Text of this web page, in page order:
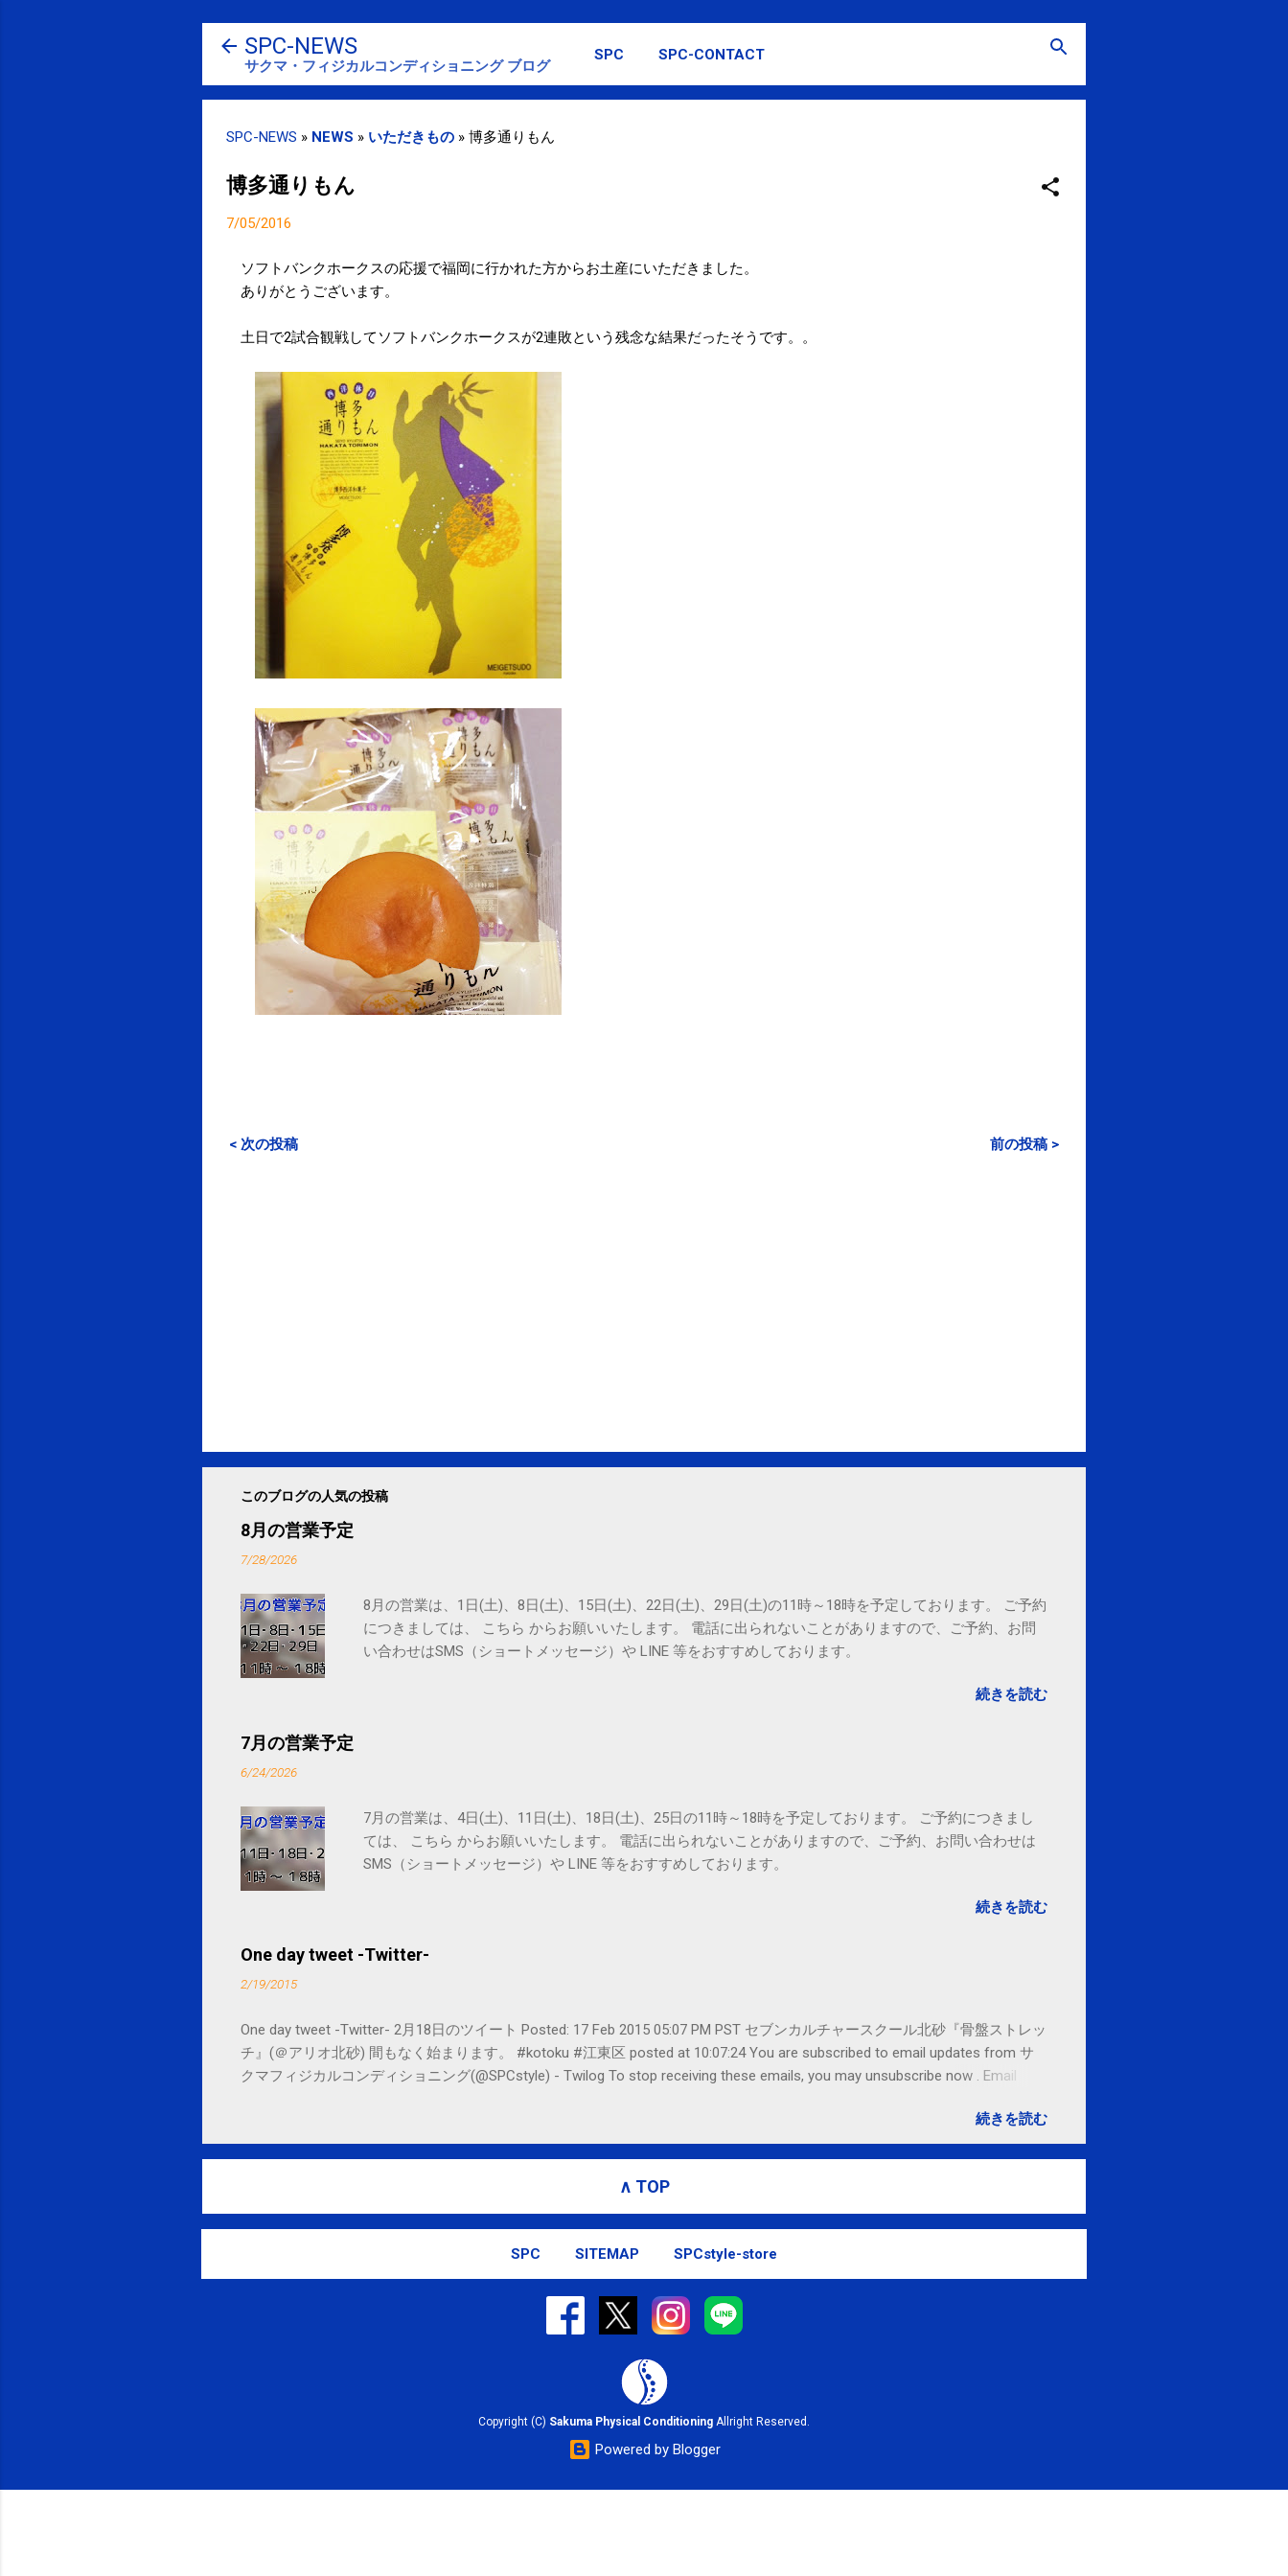
スキップしてメイン コンテンツに移動
SPC-NEWS
サクマ・フィジカルコンディショニング ブログ
SPC SPC-CONTACT
SPC-NEWS » NEWS » いただきもの » 博多通りもん
博多通りもん
7/05/2016
ソフトバンクホークスの応援で福岡に行かれた方からお土産にいただきました。
ありがとうございます。
土日で2試合観戦してソフトバンクホークスが2連敗という残念な結果だったそうです。。
< 次の投稿 前の投稿 >
このブログの人気の投稿
8月の営業予定
7/28/2026
8月の営業は、1日(土)、8日(土)、15日(土)、22日(土)、29日(土)の11時～18時を予定しております。 ご予約
につきましては、 こちら からお願いいたします。 電話に出られないことがありますので、ご予約、お問
い合わせはSMS（ショートメッセージ）や LINE 等をおすすめしております。
続きを読む
7月の営業予定
6/24/2026
7月の営業は、4日(土)、11日(土)、18日(土)、25日の11時～18時を予定しております。 ご予約につきまし
ては、 こちら からお願いいたします。 電話に出られないことがありますので、ご予約、お問い合わせは
SMS（ショートメッセージ）や LINE 等をおすすめしております。
続きを読む
One day tweet -Twitter-
2/19/2015
One day tweet -Twitter- 2月18日のツイート Posted: 17 Feb 2015 05:07 PM PST セブンカルチャースクール北砂『骨盤ストレッ
チ』(＠アリオ北砂) 間もなく始まります。 #kotoku #江東区 posted at 10:07:24 You are subscribed to email updates from サ
クマフィジカルコンディショニング(@SPCstyle) - Twilog To stop receiving these emails, you may unsubscribe now . Email
続きを読む
∧ TOP
SPC SITEMAP SPCstyle-store
Copyright (C) Sakuma Physical Conditioning Allright Reserved.
Powered by Blogger